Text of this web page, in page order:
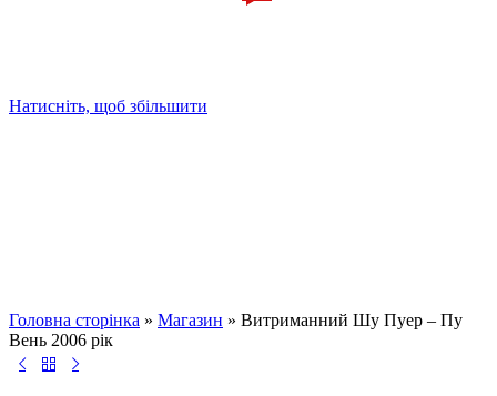
Натисніть, щоб збільшити
Головна сторінка » Магазин » Витриманний Шу Пуер – Пу
Вень 2006 рік